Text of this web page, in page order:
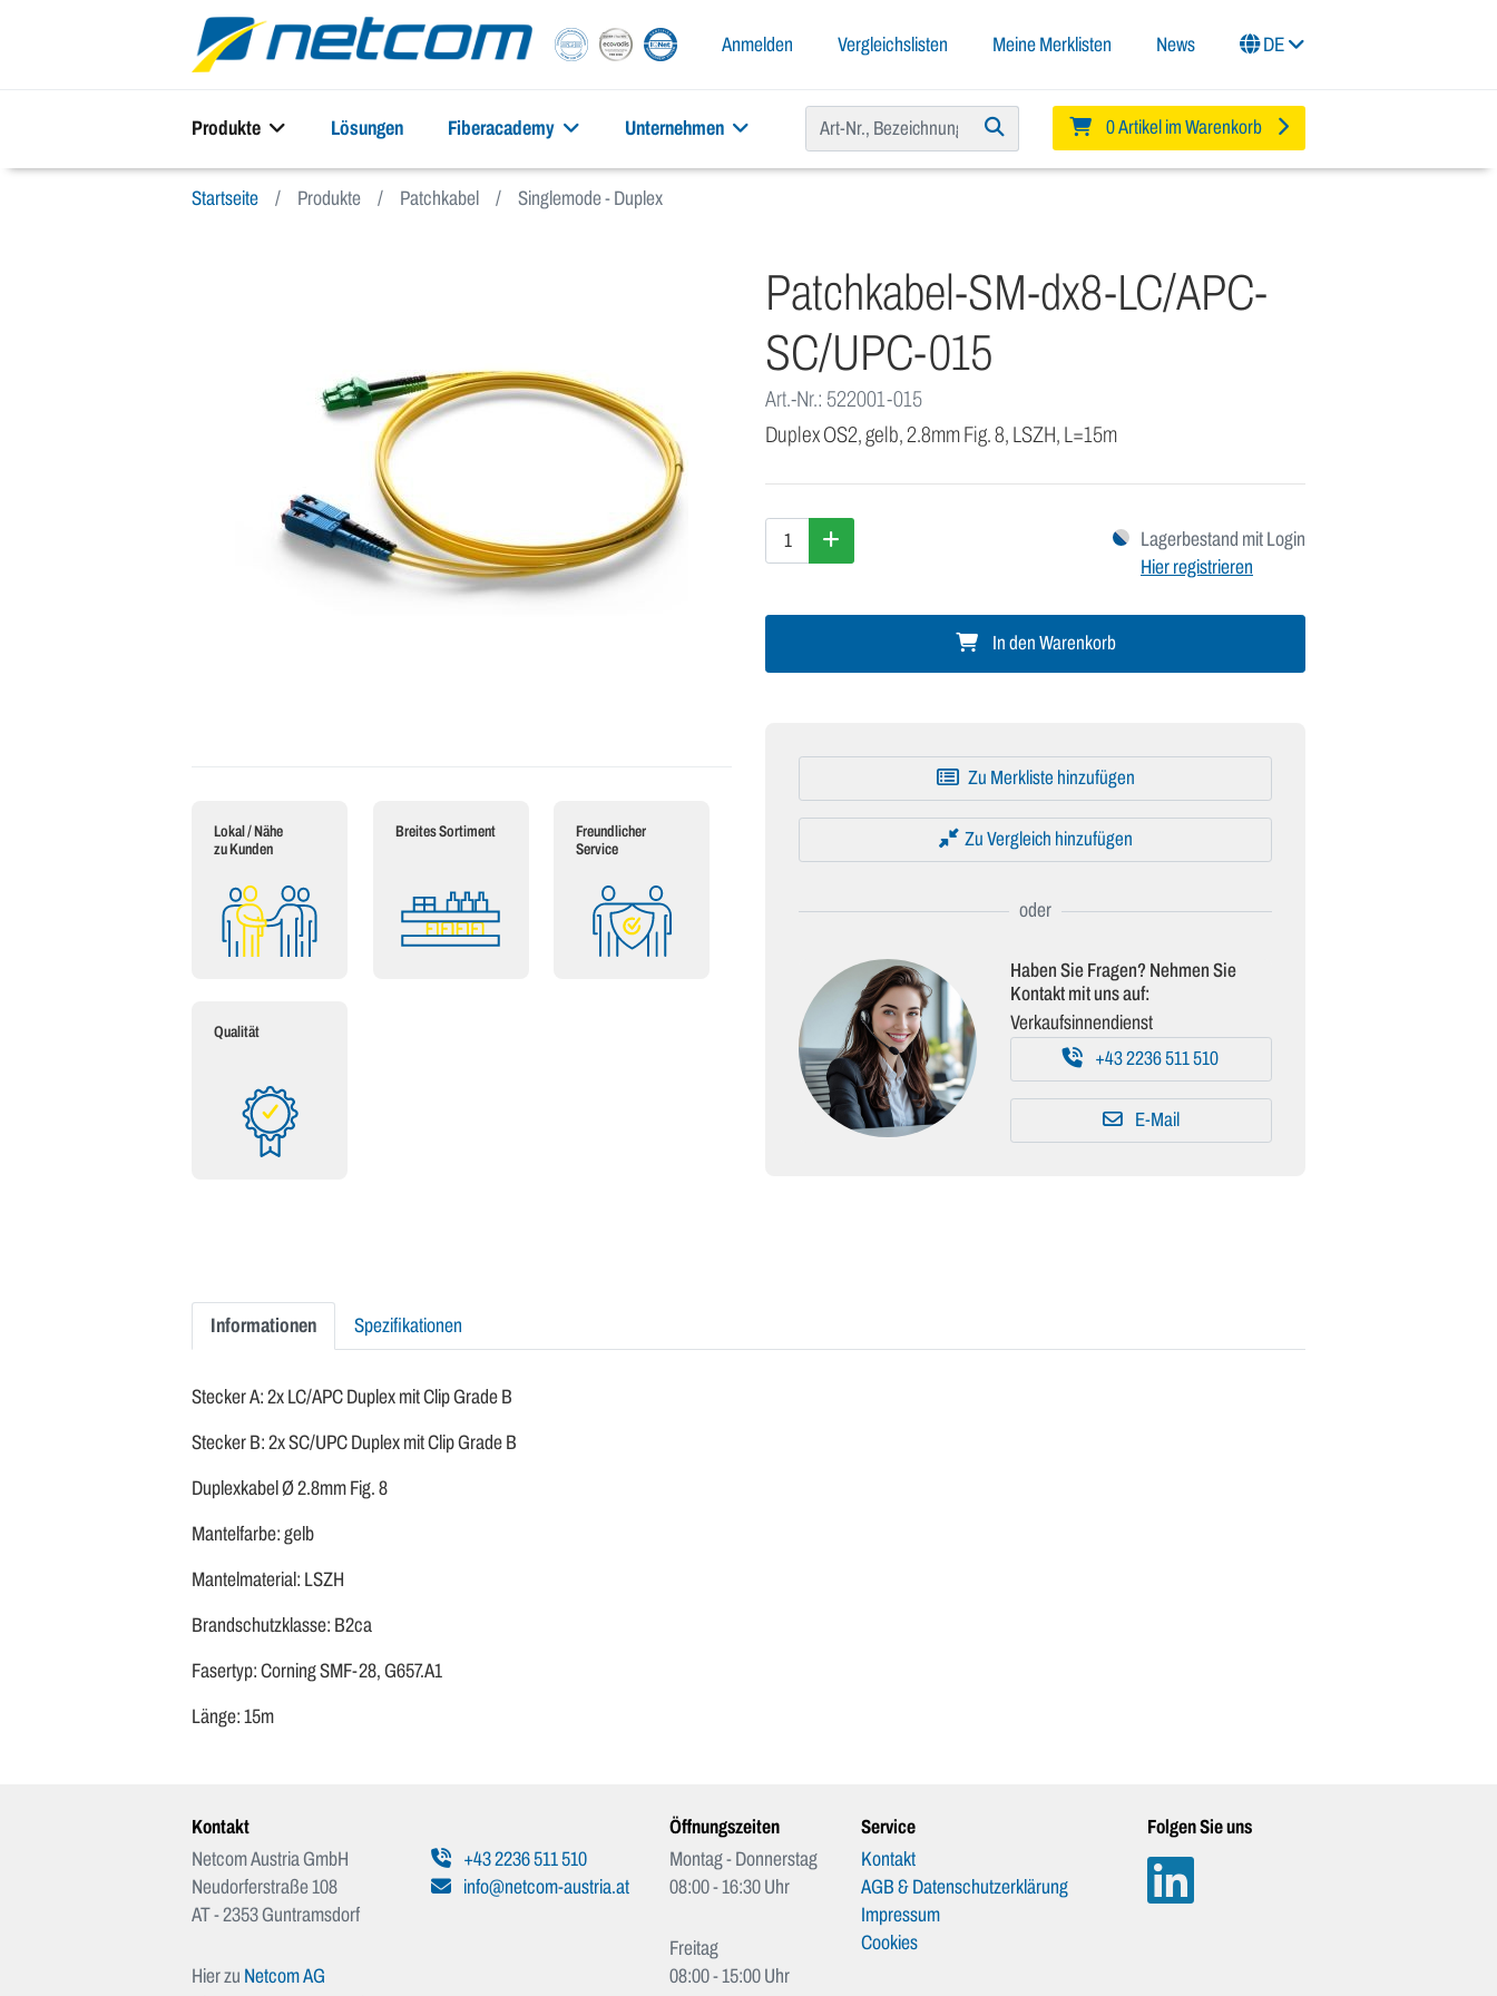
Anmelden Vergleichslisten Meine Merklisten News DE
Produkte Lösungen Fiberacademy Unternehmen 0 Artikel im Warenkorb
Startseite Produkte Patchkabel Singlemode - Duplex
Lokal / Nähe
zu Kunden
Breites Sortiment
Freundlicher
Service
Qualität
Patchkabel-SM-dx8-LC/APC-
SC/UPC-015
Art.-Nr.: 522001-015
Duplex OS2, gelb, 2.8mm Fig. 8, LSZH, L=15m
Lagerbestand mit Login
Hier registrieren
In den Warenkorb
Zu Merkliste hinzufügen
Zu Vergleich hinzufügen
Haben Sie Fragen? Nehmen Sie
Kontakt mit uns auf:
Verkaufsinnendienst
+43 2236 511 510
E-Mail
Informationen Spezifikationen
Stecker A: 2x LC/APC Duplex mit Clip Grade B
Stecker B: 2x SC/UPC Duplex mit Clip Grade B
Duplexkabel Ø 2.8mm Fig. 8
Mantelfarbe: gelb
Mantelmaterial: LSZH
Brandschutzklasse: B2ca
Fasertyp: Corning SMF-28, G657.A1
Länge: 15m
Kontakt
Netcom Austria GmbH
Neudorferstraße 108
AT - 2353 Guntramsdorf
+43 2236 511 510
info@netcom-austria.at
Hier zu Netcom AG
Öffnungszeiten
Montag - Donnerstag
08:00 - 16:30 Uhr
Freitag
08:00 - 15:00 Uhr
Service
Kontakt
AGB & Datenschutzerklärung
Impressum
Cookies
Folgen Sie uns